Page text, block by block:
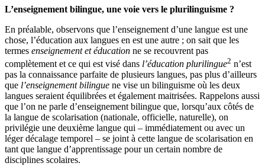
L’enseignement bilingue, une voie vers le plurilinguisme ?
En préalable, observons que l’enseignement d’une langue est une
chose, l’éducation aux langues en est une autre ; on sait que les
termes enseignement et éducation ne se recouvrent pas
complètement et ce qui est visé dans l’éducation plurilingue2 n’est
pas la connaissance parfaite de plusieurs langues, pas plus d’ailleurs
que l’enseignement bilingue ne vise un bilinguisme où les deux
langues seraient équilibrées et également maitrisées. Rappelons aussi
que l’on ne parle d’enseignement bilingue que, lorsqu’aux côtés de
la langue de scolarisation (nationale, officielle, naturelle), on
privilégie une deuxième langue qui – immédiatement ou avec un
léger décalage temporel – se joint à cette langue de scolarisation en
tant que langue d’apprentissage pour un certain nombre de
disciplines scolaires.